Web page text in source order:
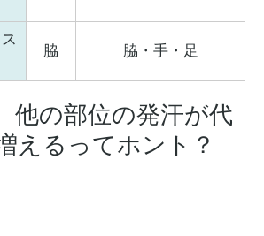
脇 脇・手・足
他の部位の発汗が代
えるってホント？